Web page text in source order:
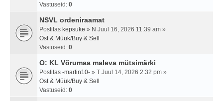
Vastuseid: 0
NSVL ordeniraamat
Postitas kepsuke » N Juul 16, 2026 11:39 am »
Ost & Müük/Buy & Sell
Vastuseid: 0
O: KL Võrumaa maleva mütsimärki
Postitas -martin10- » T Juul 14, 2026 2:32 pm »
Ost & Müük/Buy & Sell
Vastuseid: 0